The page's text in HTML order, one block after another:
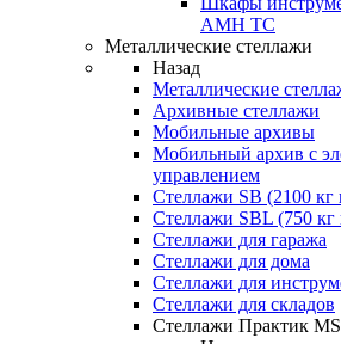
AMH TC
Металлические стеллажи
Назад
Металлические
Архивные стеллажи
Мобильные архивы
Мобильный архив с
управлением
Стеллажи SB (2100 кг
Стеллажи SBL (750 кг
Стеллажи для гаража
Стеллажи для дома
Стеллажи для
Стеллажи для складов
Стеллажи Практик MS